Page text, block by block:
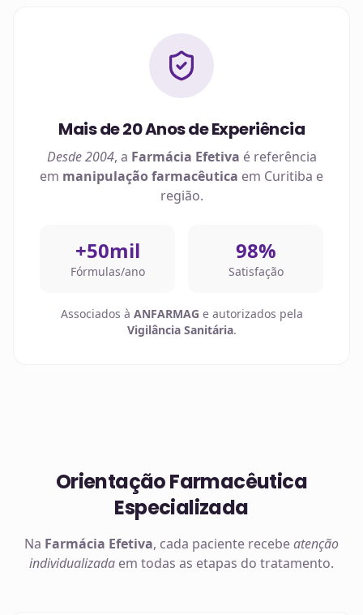
Mais de 20 Anos de Experiência
Desde 2004, a Farmácia Efetiva é referência
em manipulação farmacêutica em Curitiba e
região.
+50mil
Fórmulas/ano
98%
Satisfação
Associados à ANFARMAG e autorizados pela
Vigilância Sanitária.
Orientação Farmacêutica
Especializada
Na Farmácia Efetiva, cada paciente recebeatenção
individualizada em todas as etapas do tratamento.